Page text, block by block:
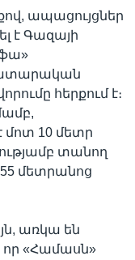
ապացույցներ
է Գազայի
հերքում է։
մոտ 10 մետր
տանող
55 մետրանոց
առկա են
«Համասն»